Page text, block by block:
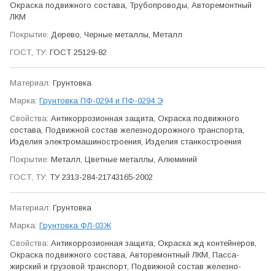
Окраска подвижного состава, Трубо­проводы, Авто­ремонтный
ЛКМ
Дерево, Черные металлы, Металл
ГОСТ 25129-82
Грунтовка
Грунтовка ПФ-0294 и ПФ-0294 Э
Антикор­розионная защита, Окраска подвижного
состава, Подвижной состав железно­дорожного транспорта,
Изделия электро­машино­строения, Изделия станко­строения
Металл, Цветные металлы, Алюминий
ТУ 2313-284-21743165-2002
Грунтовка
Грунтовка ФЛ-03Ж
Антикор­розионная защита, Окраска жд контейнеров,
Окраска подвижного состава, Авто­ремонтный ЛКМ, Пасса­
жирский и грузовой транспорт, Подвижной состав железно­